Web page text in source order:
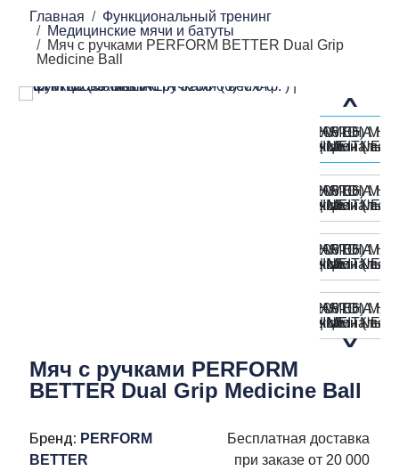
Главная
Функциональный тренинг
Медицинские мячи и батуты
Мяч с ручками PERFORM BETTER Dual Grip
Medicine Ball
Мяч с ручками PERFORM
BETTER Dual Grip Medicine Ball
Бренд: PERFORM
BETTER
Бесплатная доставка
при заказе от 20 000